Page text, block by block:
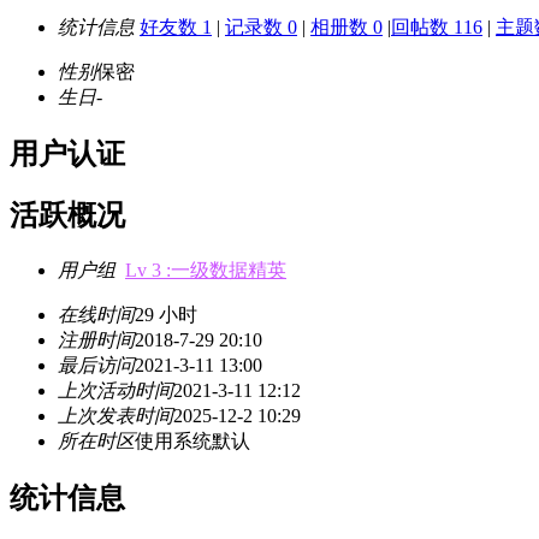
统计信息 好友数 1 | 记录数 0 | 相册数 0 |回帖数 116 | 主题
性别保密
生日-
用户认证
活跃概况
用户组 Lv 3 :一级数据精英
在线时间29 小时
注册时间2018-7-29 20:10
最后访问2021-3-11 13:00
上次活动时间2021-3-11 12:12
上次发表时间2025-12-2 10:29
所在时区使用系统默认
统计信息